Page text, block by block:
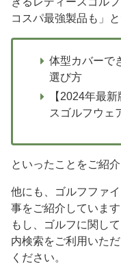
コスパ最強製品も」
体型カバーで
選び方
【2024年最
スゴルフウェ
といったことをご紹介
他にも、ゴルフファ
事をご紹介しています
もし、ゴルフに関し
内検索をご利用いた
ください。